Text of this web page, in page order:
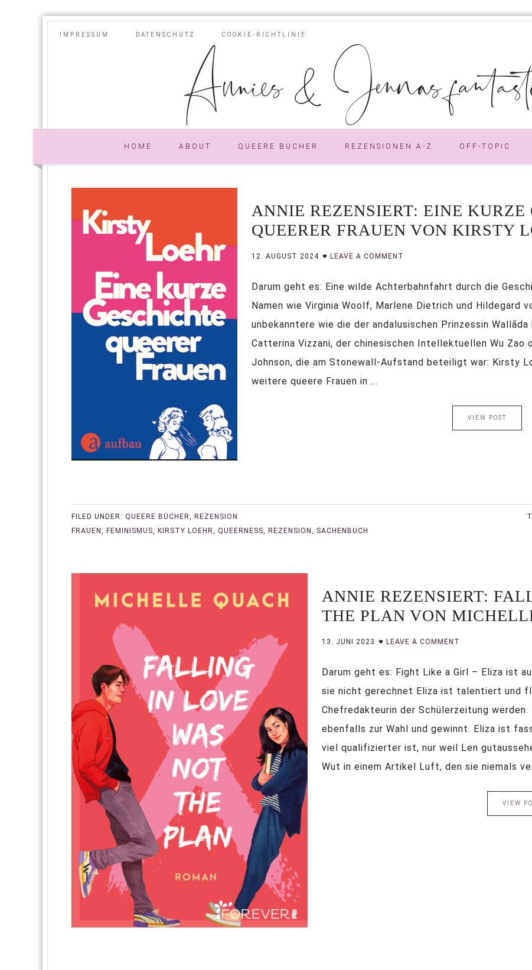
IMPRESSUM DATENSCHUTZ COOKIE-RICHTLINIE
Annies & Jennas
HOME ABOUT QUEERE BÜCHER REZENSIONEN A-Z OFF-TOPIC
ANNIE REZENSIERT: EINE KURZE
QUEERER FRAUEN VON KIRSTY
12. AUGUST 2024 LEAVE A COMMENT
Darum geht es: Eine wilde Achterbahnfahrt durch die
Namen wie Virginia Woolf, Marlene Dietrich und Hildegard
unbekanntere wie die der andalusischen Prinzessin
Catterina Vizzani, der chinesischen Intellektuellen Wu Zao
Johnson, die am Stonewall-Aufstand beteiligt war: Kirsty
weitere queere Frauen in ...
VIEW POST
FILED UNDER: QUEERE BÜCHER, REZENSION
FRAUEN, FEMINISMUS, KIRSTY LOEHR, QUEERNESS, REZENSION, SACHENBUCH
ANNIE REZENSIERT:
THE PLAN VON
13. JUNI 2023 LEAVE A COMMENT
Darum geht es: Fight Like a Girl – Eliza ist
sie nicht gerechnet Eliza ist talentiert und
Chefredakteurin der Schülerzeitung
ebenfalls zur Wahl und gewinnt. Eliza ist
viel qualifizierter ist, nur weil Len
Wut in einem Artikel Luft, den sie niemals
VIEW